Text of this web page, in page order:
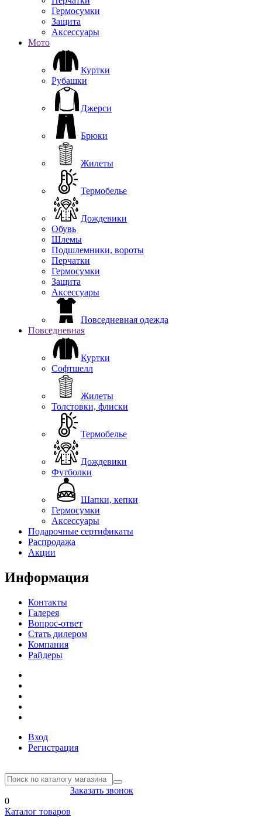
Гермосумки
Защита
Аксессуары
Мото
Куртки
Рубашки
Джерси
Брюки
Жилеты
Термобелье
Дождевики
Обувь
Шлемы
Подшлемники, вороты
Перчатки
Гермосумки
Защита
Аксессуары
Повседневная одежда
Повседневная
Куртки
Софтшелл
Жилеты
Толстовки, флиски
Термобелье
Дождевики
Футболки
Шапки, кепки
Гермосумки
Аксессуары
Подарочные сертификаты
Распродажа
Акции
Информация
Контакты
Галерея
Вопрос-ответ
Стать дилером
Компания
Райдеры
Вход
Регистрация
Заказать звонок
0
Каталог товаров